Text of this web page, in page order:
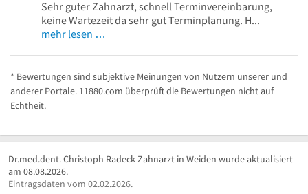
Sehr guter Zahnarzt, schnell Terminvereinbarung,
keine Wartezeit da sehr gut Terminplanung. H...
mehr lesen …
* Bewertungen sind subjektive Meinungen von Nutzern unserer und
anderer Portale. 11880.com überprüft die Bewertungen nicht auf
Echtheit.
Dr.med.dent. Christoph Radeck Zahnarzt in Weiden wurde aktualisiert
am 08.08.2026.
Eintragsdaten vom 02.02.2026.